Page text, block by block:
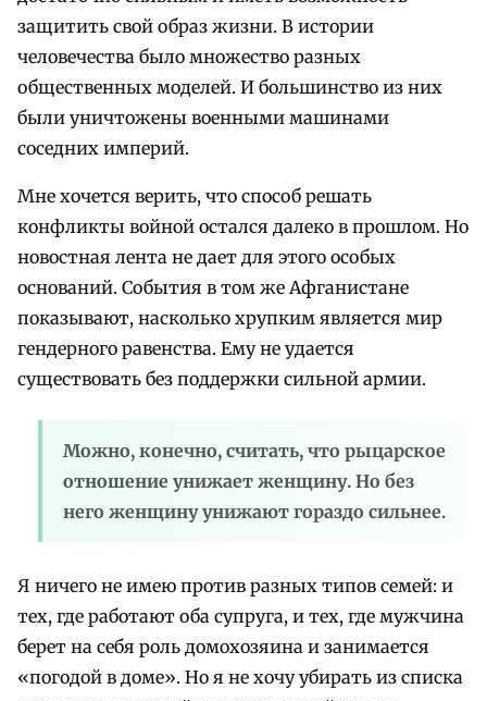
защитить свой образ жизни. В истории
человечества было множество разных
общественных моделей. И большинство из них
были уничтожены военными машинами
соседних империй.
Мне хочется верить, что способ решать
конфликты войной остался далеко в прошлом. Но
новостная лента не дает для этого особых
оснований. События в том же Афганистане
показывают, насколько хрупким является мир
гендерного равенства. Ему не удается
существовать без поддержки сильной армии.
Можно, конечно, считать, что рыцарское
отношение унижает женщину. Но без
него женщину унижают гораздо сильнее.
Я ничего не имею против разных типов семей: и
тех, где работают оба супруга, и тех, где мужчина
берет на себя роль домохозяина и занимается
«погодой в доме». Но я не хочу убирать из списка